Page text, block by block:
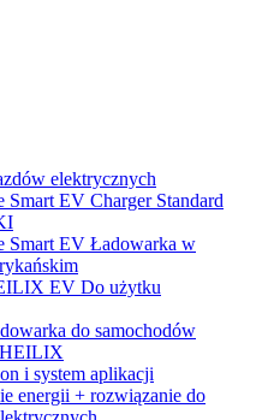
elektrycznych
EV Charger Standard
EV Ładowarka w
EV Do użytku
do samochodów
i system aplikacji
energii + rozwiązanie do